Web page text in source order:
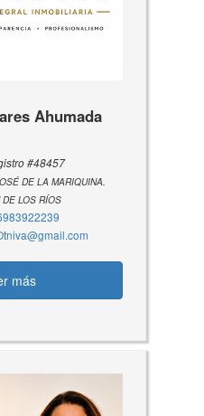
Ahumada
#48457
DE LA MARIQUINA.
LOS RÍOS
más